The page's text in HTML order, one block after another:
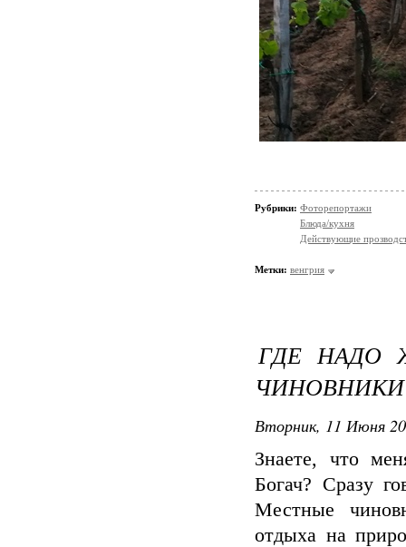
Рубрики: Фоторепортажи
Блюда/кухня
Действующие
Метки: венгрия
ГДЕ НАДО
Вторник, 11 Июня
Знаете, что
Богач? Сразу
Местные
отдыха на